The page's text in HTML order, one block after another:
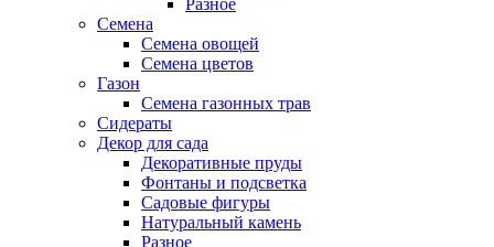
Разное
Семена
Семена овощей
Семена цветов
Газон
Семена газонных трав
Сидераты
Декор для сада
Декоративные пруды
Фонтаны и подсветка
Садовые фигуры
Натуральный камень
Разное